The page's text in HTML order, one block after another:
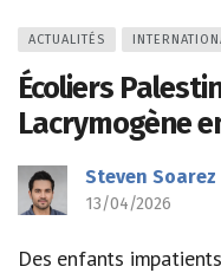
ACTUALITÉS
Écoliers
Lacrymogène
Steven Soarez
13/04/2026
Des enfants